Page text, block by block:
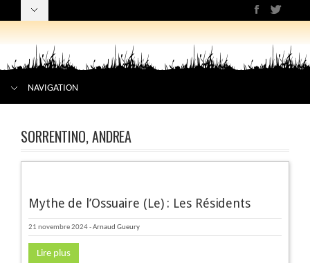
NAVIGATION
SORRENTINO, ANDREA
Mythe de l’Ossuaire (Le) : Les Résidents
21 novembre 2024-Arnaud Gueury
Lire plus